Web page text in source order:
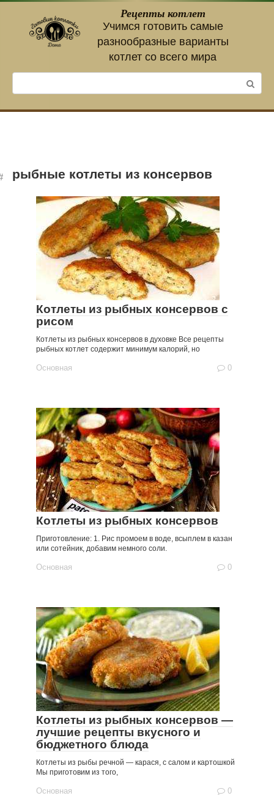
контенту
Рецепты котлет
Учимся готовить самые
разнообразные варианты
котлет со всего мира
рыбные котлеты из консервов
Котлеты из рыбных консервов с
рисом
Котлеты из рыбных консервов в духовке Все рецепты
рыбных котлет содержит минимум калорий, но
Основная 0
Котлеты из рыбных консервов
Приготовление: 1. Рис промоем в воде, всыплем в казан
или сотейник, добавим немного соли.
Основная 0
Котлеты из рыбных консервов —
лучшие рецепты вкусного и
бюджетного блюда
Котлеты из рыбы речной — карася, с салом и картошкой
Мы приготовим из того,
Основная 0